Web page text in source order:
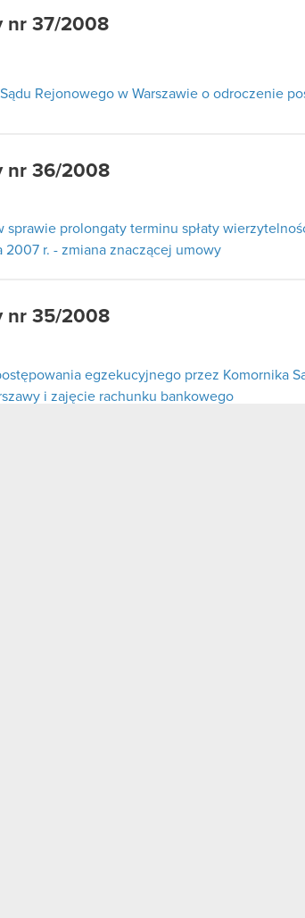
nr 37/2008
Rejonowego w Warszawie o odroczenie
nr 36/2008
sprawie prolongaty terminu spłaty
2007 r. - zmiana znaczącej umowy
nr 35/2008
egzekucyjnego przez Komornika
i zajęcie rachunku bankowego